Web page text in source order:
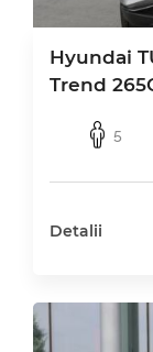
Hyundai
Trend
5
Detalii